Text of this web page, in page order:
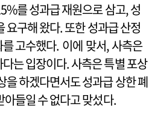
를 성과급 재원으로 삼고, 성
요구해 왔다. 또한 성과급 산정
고수했다. 이에 맞서, 사측은
는 입장이다. 사측은 특별 포상
을 하겠다면서도 성과급 상한 폐
들일 수 없다고 맞섰다.